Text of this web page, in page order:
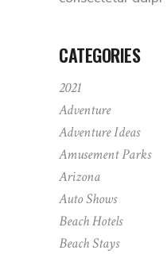
CATEGORIES
2021
Adventure
Adventure Ideas
Amusement Parks
Arizona
Auto Shows
Beach Hotels
Beach Stays